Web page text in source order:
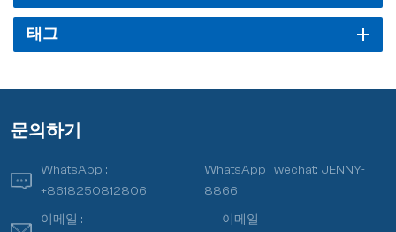
태그
문의하기
WhatsApp :
+8618250812806
WhatsApp :wechat: JENNY-
8866
이메일 :
이메일 :